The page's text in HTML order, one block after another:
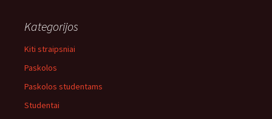
Kategorijos
Kiti straipsniai
Paskolos
Paskolos studentams
Studentai